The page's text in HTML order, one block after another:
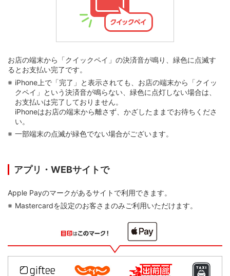
お店の端末から「クイックペイ」の決済音が鳴り、緑色に点滅す
るとお支払い完了です。
iPhone上で「完了」と表示されても、お店の端末から「クイッ
クペイ」という決済音が鳴らない、緑色に点灯しない場合は、
お支払いは完了しておりません。
iPhoneはお店の端末から離さず、かざしたままでお待ちくださ
い。
一部端末の点滅が緑色でない場合がございます。
アプリ・WEBサイトで
Apple Payのマークがあるサイトで利用できます。
Mastercardを設定のお客さまのみご利用いただけます。